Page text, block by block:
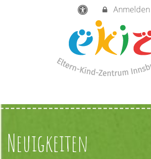
Anmelden
Neuigkeiten